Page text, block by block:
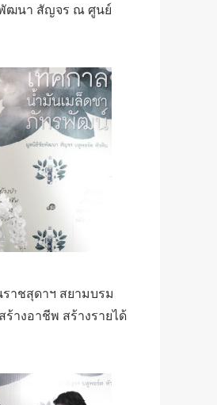
พัฒนา สัญจร ณ ศูนย์
าชสุดาฯ สยามบรม
างอาชีพ สร้างรายได้